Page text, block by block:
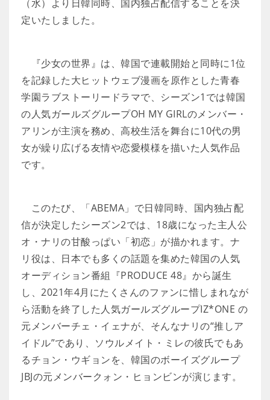
（水）より日韓同時、国内独占配信することを決
定いたしました。
『少女の世界』は、韓国で連載開始と同時に1位
を記録した大ヒットウェブ漫画を原作とした青春
学園ラブストーリードラマで、シーズン1では韓国
の人気ガールズグループOH MY GIRLのメンバー・
アリンが主演を務め、高校生活を舞台に10代の男
女が繰り広げる友情や恋愛模様を描いた人気作品
です。
このたび、「ABEMA」で日韓同時、国内独占配
信が決定したシーズン2では、18歳になった主人公
オ・ナリの甘酸っぱい「初恋」が描かれます。ナ
リ役は、日本でも多くの話題を集めた韓国の人気
オーディション番組『PRODUCE 48』から誕生
し、2021年4月にたくさんのファンに惜しまれなが
ら活動を終了した人気ガールズグループIZ*ONE の
元メンバーチェ・イェナが、そんなナリの“推しア
イドル”であり、ソウルメイト・ミレの彼氏でもあ
るチョン・ウギョンを、韓国のボーイズグループ
JBJの元メンバークォン・ヒョンビンが演じます。